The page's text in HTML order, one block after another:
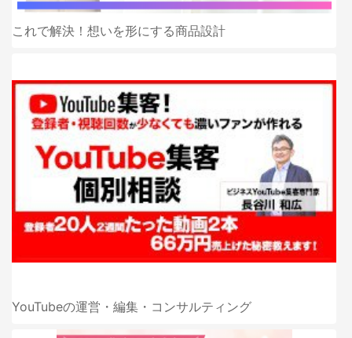
これで解決！想いを形にする商品設計
YouTubeの運営・編集・コンサルティング